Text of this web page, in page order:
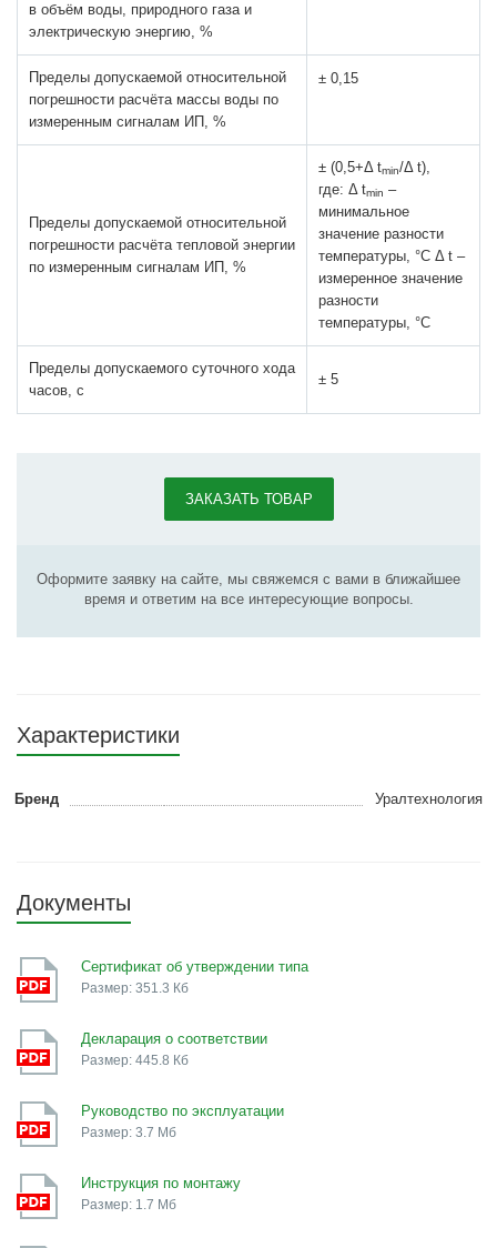
в объём воды, природного газа и
электрическую энергию, %
Пределы допускаемой относительной
погрешности расчёта массы воды по
измеренным сигналам ИП, %
± 0,15
Пределы допускаемой относительной
погрешности расчёта тепловой энергии
по измеренным сигналам ИП, %
± (0,5+Δ tmin/Δ t),
где: Δ tmin –
минимальное
значение разности
температуры, °С Δ t –
измеренное значение
разности
температуры, °С
Пределы допускаемого суточного хода
часов, с
± 5
ЗАКАЗАТЬ ТОВАР
Оформите заявку на сайте, мы свяжемся с вами в ближайшее
время и ответим на все интересующие вопросы.
Характеристики
Бренд Уралтехнология
Документы
Сертификат об утверждении типа
Размер: 351.3 Кб
Декларация о соответствии
Размер: 445.8 Кб
Руководство по эксплуатации
Размер: 3.7 Мб
Инструкция по монтажу
Размер: 1.7 Мб